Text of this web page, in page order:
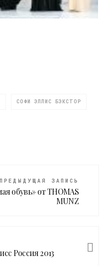
СОФИ ЭЛЛИС БЭКСТОР
ПРЕДЫДУЩАЯ ЗАПИСЬ
обувь» от THOMAS
MUNZ
Россия 2013